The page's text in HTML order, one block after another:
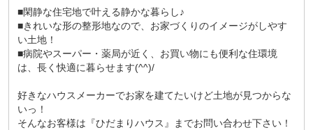
■閑静な住宅地で叶える静かな暮らし♪
■きれいな形の整形地なので、お家づくりのイメージがしやす
い土地！
■病院やスーパー・薬局が近く、お買い物にも便利な住環境
は、長く快適に暮らせます(^^)/
好きなハウスメーカーでお家を建てたいけど土地が見つからな
いっ！
そんなお客様は『ひだまりハウス』までお問い合わせ下さい！